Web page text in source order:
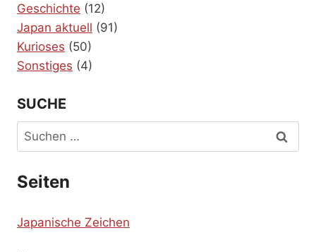
Geschichte (12)
Japan aktuell (91)
Kurioses (50)
Sonstiges (4)
SUCHE
Suchen
nach:
Seiten
Japanische Zeichen